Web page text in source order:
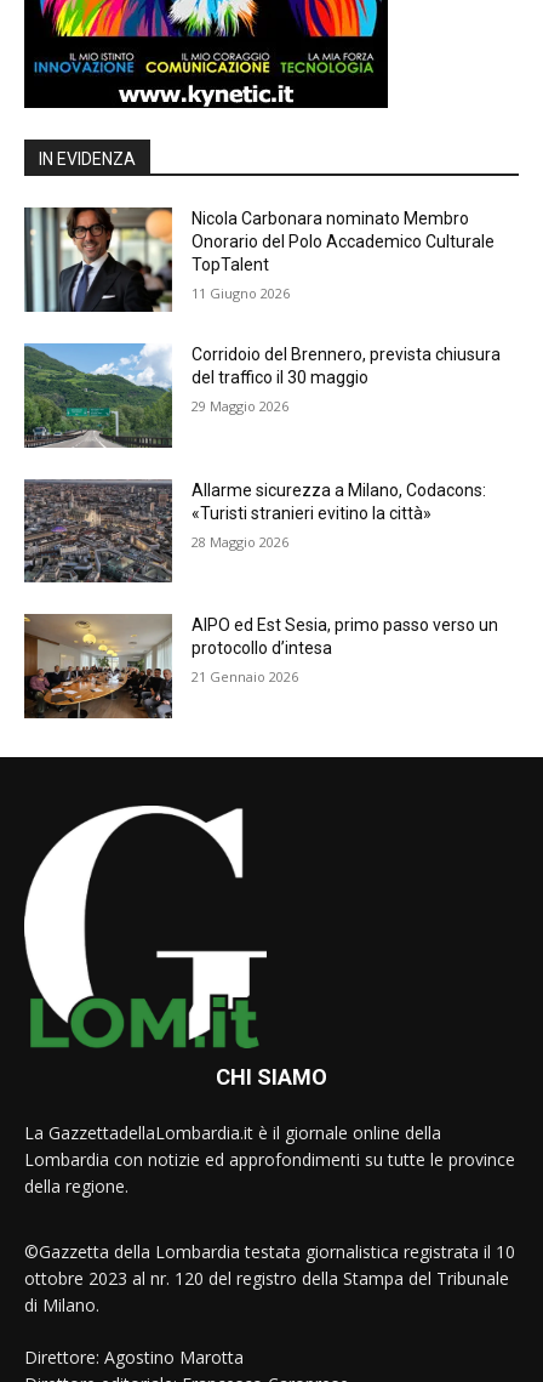
IN EVIDENZA
Nicola Carbonara nominato Membro
Onorario del Polo Accademico Culturale
TopTalent
11 Giugno 2026
Corridoio del Brennero, prevista chiusura
del traffico il 30 maggio
29 Maggio 2026
Allarme sicurezza a Milano, Codacons:
«Turisti stranieri evitino la città»
28 Maggio 2026
AIPO ed Est Sesia, primo passo verso un
protocollo d’intesa
21 Gennaio 2026
CHI SIAMO
La GazzettadellaLombardia.it è il giornale online della
Lombardia con notizie ed approfondimenti su tutte le province
della regione.
©Gazzetta della Lombardia testata giornalistica registrata il 10
ottobre 2023 al nr. 120 del registro della Stampa del Tribunale
di Milano.
Direttore: Agostino Marotta